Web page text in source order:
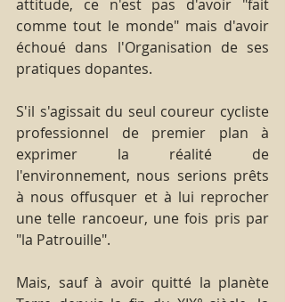
attitude, ce n'est pas d'avoir "fait
comme tout le monde" mais d'avoir
échoué dans l'Organisation de ses
pratiques dopantes.
S'il s'agissait du seul coureur cycliste
professionnel de premier plan à
exprimer la réalité de
l'environnement, nous serions prêts
à nous offusquer et à lui reprocher
une telle rancoeur, une fois pris par
"la Patrouille".
Mais, sauf à avoir quitté la planète